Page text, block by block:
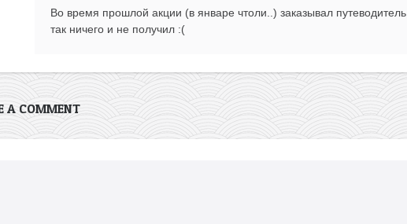
Во время прошлой акции (в январе чтоли..) заказывал путеводитель,
так ничего и не получил :(
A COMMENT